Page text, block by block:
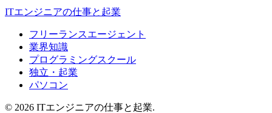
ITエンジニアの仕事と起業
フリーランスエージェント
業界知識
プログラミングスクール
独立・起業
パソコン
© 2026 ITエンジニアの仕事と起業.